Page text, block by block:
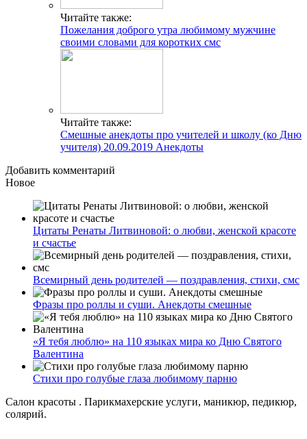
Читайте также:
Пожелания доброго утра любимому мужчине
своими словами для коротких смс
Читайте также:
Смешные анекдоты про учителей и школу (ко Дню
учителя) 20.09.2019 Анекдоты
Добавить комментарий
Новое
Цитаты Ренаты Литвиновой: о любви, женской красоте
и счастье
Всемирный день родителей — поздравления, стихи, смс
Фразы про роллы и суши. Анекдоты смешные
«Я тебя люблю» на 110 языках мира ко Дню Святого
Валентина
Стихи про голубые глаза любимому парню
Салон красоты . Парикмахерские услуги, маникюр, педикюр,
солярий.